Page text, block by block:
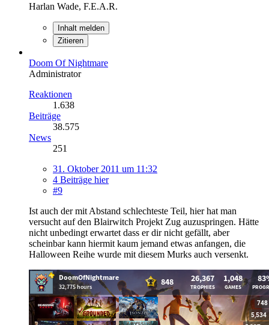
Harlan Wade, F.E.A.R.
Inhalt melden
Zitieren
Doom Of Nightmare
Administrator
Reaktionen
1.638
Beiträge
38.575
News
251
31. Oktober 2011 um 11:32
4 Beiträge hier
#9
Ist auch der mit Abstand schlechteste Teil, hier hat man
versucht auf den Blairwitch Projekt Zug auzuspringen. Hätte
nicht unbedingt erwartet dass er dir nicht gefällt, aber
scheinbar kann hiermit kaum jemand etwas anfangen, die
Halloween Reihe wurde mit diesem Murks auch versenkt.